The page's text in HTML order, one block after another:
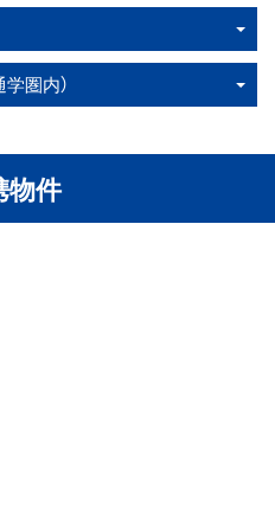
圏内）
物件